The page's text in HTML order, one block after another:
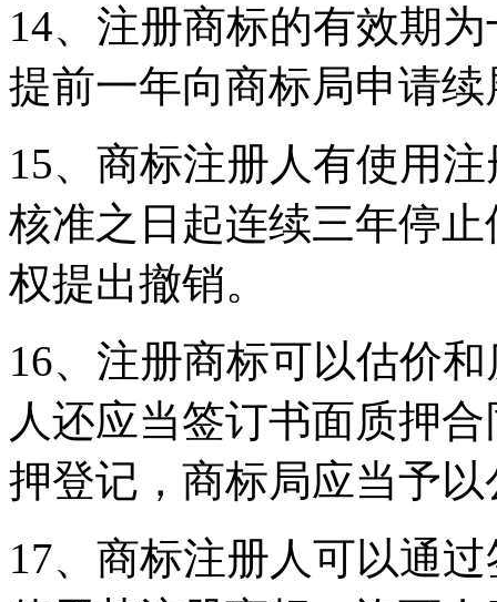
14、注册商标的有效期
提前一年向商标局申请续
15、商标注册人有使用
核准之日起连续三年停
权提出撤销。
16、注册商标可以估价
人还应当签订书面质押
押登记，商标局应当予以
17、商标注册人可以通